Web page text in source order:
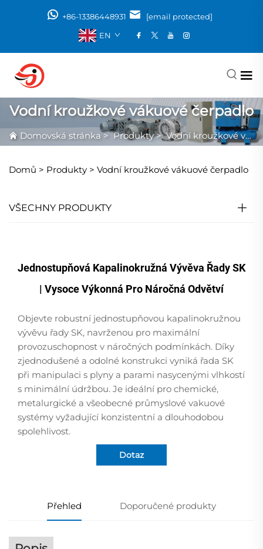
+86-13386448931
[email protected]
EN
Vodní kroužkové vákuové čerpadlo
Domovská stránka>Produkty>Vodní kroužkové vákuové čerpadlo
Domů > Produkty > Vodní kroužkové vákuové čerpadlo
VŠECHNY PRODUKTY
Jednostupňová Kapalinokružná Vývěva Řady SK
| Vysoce Výkonná Pro Náročná Odvětví
Objevte robustní jednostupňovou kapalinokružnou
vývěvu řady SK, navrženou pro maximální
provozuschopnost v náročných podmínkách. Díky
zjednodušené a odolné konstrukci vyniká řada SK
při manipulaci s plyny a parami nasycenými vlhkostí
s minimální údržbou. Je ideální pro chemické,
metalurgické a všeobecné průmyslové vakuové
systémy vyžadující konzistentní a dlouhodobou
spolehlivost.
Dotaz
Přehled Doporučené produkty